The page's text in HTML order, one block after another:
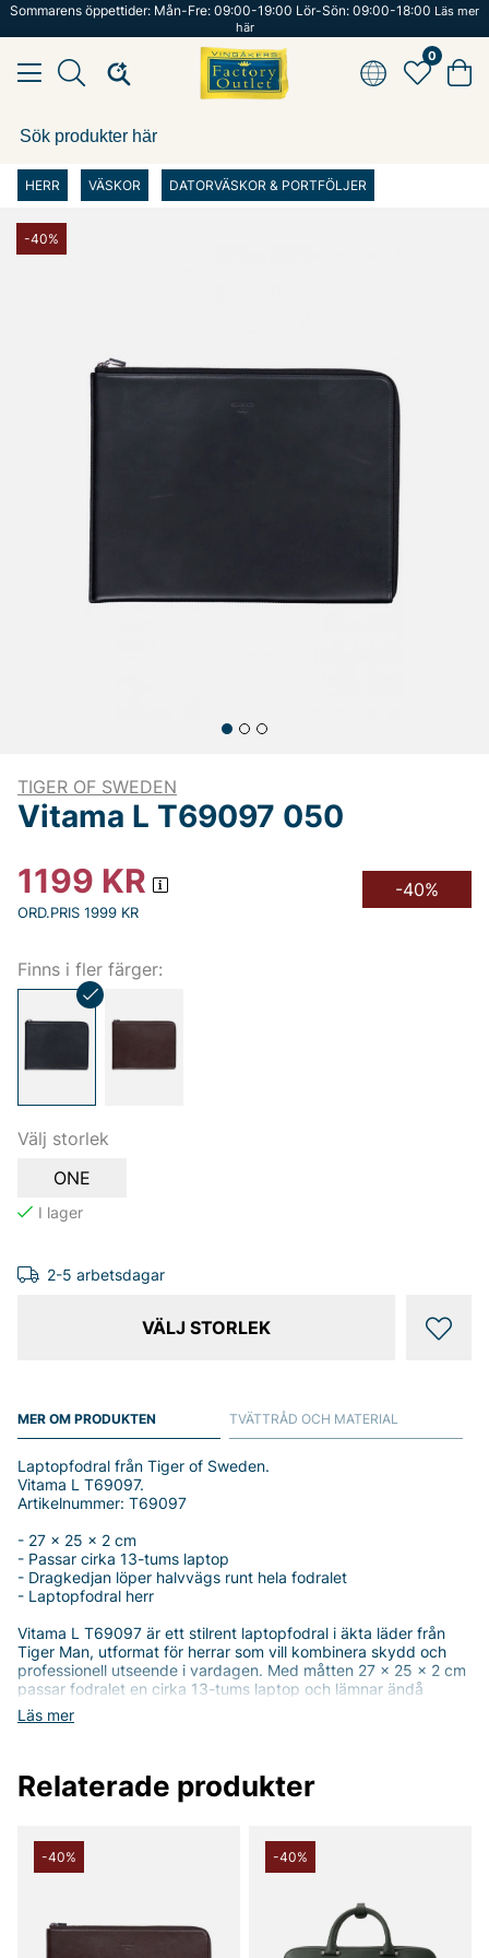
Sommarens öppettider: Mån-Fre: 09:00-19:00 Lör-Sön: 09:00-18:00 Läs mer
här
0
HERR VÄSKOR DATORVÄSKOR & PORTFÖLJER
-40%
TIGER OF SWEDEN
Vitama L T69097 050
1199 KR
ORD.PRIS 1999 KR
-40%
Finns i fler färger:
Välj storlek
ONE
2-5 arbetsdagar
VÄLJ STORLEK
MER OM PRODUKTEN
Läs mer
Laptopfodral från Tiger of Sweden.
Vitama L T69097.
Artikelnummer: T69097
- 27 x 25 x 2 cm
- Passar cirka 13-tums laptop
- Dragkedjan löper halvvägs runt hela fodralet
- Laptopfodral herr
Vitama L T69097 är ett stilrent laptopfodral i äkta läder från
Tiger Man, utformat för herrar som vill kombinera skydd och
professionell utseende i vardagen. Med måtten 27 x 25 x 2 cm
passar fodralet en cirka 13-tums laptop och lämnar ändå
utrymme för några få tillbehör. Den praktiska dragkedjan löper
halvvägs runt fodralet, vilket gör det enklare att lägga i och ta
passar både kontoret och resan, och som åldras med karaktär
över tid. Den tunna, men robusta profilen gör det enkelt att
arbetsdag. Vitama L T69097 är därför ett starkt val om du
söker ett snyggt och funktionellt laptopfodral som håller din
dator säker utan att kompromissa med stil och komfort.
Tack för att du handlar i vår webbshop. Besök oss även i vår
butik i Vingåker.
Läs mer på www.vfo.se
TVÄTTRÅD OCH MATERIAL
Relaterade produkter
-40% -40%